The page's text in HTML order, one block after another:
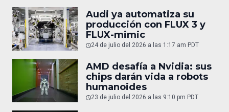
Audi ya automatiza su
producción con FLUX 3 y
FLUX-mimic
24 de julio del 2026 a las 1:17 am PDT
AMD desafía a Nvidia: sus
chips darán vida a robots
humanoides
23 de julio del 2026 a las 9:10 pm PDT